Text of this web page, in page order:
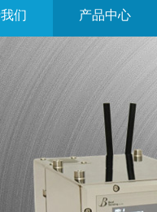
们 产品中心